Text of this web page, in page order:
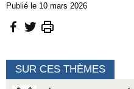
Publié le 10 mars 2026
SUR CES THÈMES